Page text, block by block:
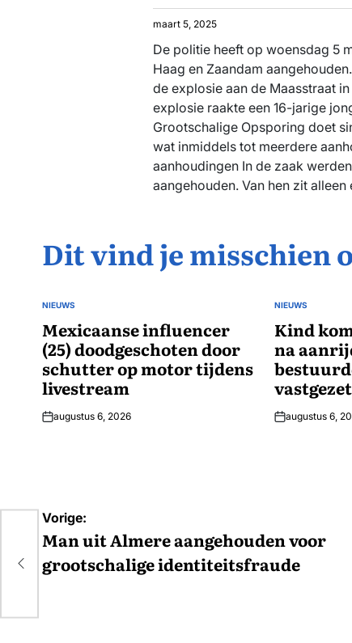
maart 5, 2025
De politie heeft op woensdag 5
Haag en Zaandam
de explosie aan de Maasstraat
explosie raakte een 16-jarige
Grootschalige Opsporing doet
wat inmiddels tot meerdere
aanhoudingen In de zaak
aangehouden. Van hen zit
Dit vind je misschien
GEPLAATST
NIEUWS
Mexicaanse influencer
(25) doodgeschoten door
schutter op motor tijdens
livestream
augustus 6, 2026
GEPLAATST
NIEUWS
Kind
na
vastgezet
augustus 6,
Bericht
navigatie
Vorige:
Man uit Almere aangehouden voor
grootschalige identiteitsfraude